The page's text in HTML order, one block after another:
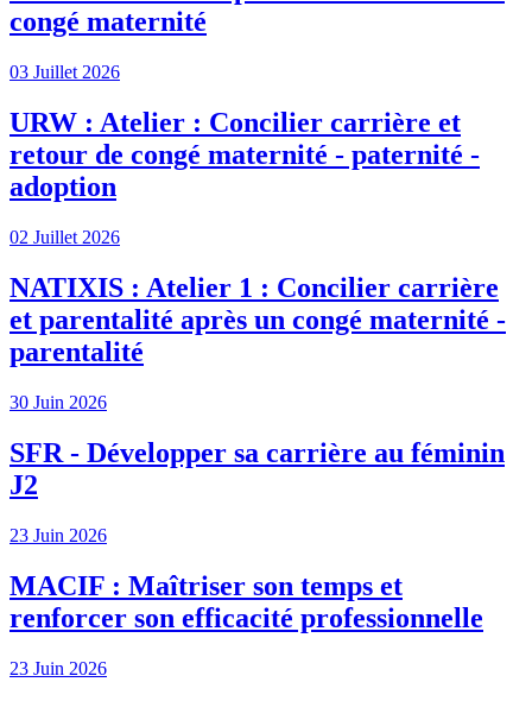
congé maternité
03 Juillet 2026
URW : Atelier : Concilier carrière et
retour de congé maternité - paternité -
adoption
02 Juillet 2026
NATIXIS : Atelier 1 : Concilier carrière
et parentalité après un congé maternité -
parentalité
30 Juin 2026
SFR - Développer sa carrière au féminin
J2
23 Juin 2026
MACIF : Maîtriser son temps et
renforcer son efficacité professionnelle
23 Juin 2026